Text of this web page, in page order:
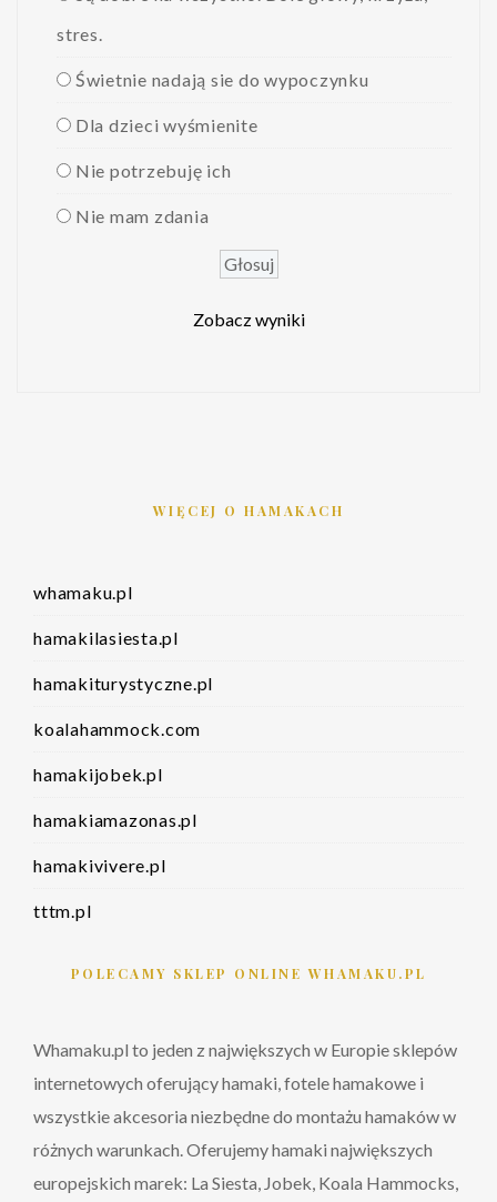
stres.
Świetnie nadają sie do wypoczynku
Dla dzieci wyśmienite
Nie potrzebuję ich
Nie mam zdania
Zobacz wyniki
WIĘCEJ O HAMAKACH
whamaku.pl
hamakilasiesta.pl
hamakiturystyczne.pl
koalahammock.com
hamakijobek.pl
hamakiamazonas.pl
hamakivivere.pl
tttm.pl
POLECAMY SKLEP ONLINE WHAMAKU.PL
Whamaku.pl to jeden z największych w Europie sklepów
internetowych oferujący hamaki, fotele hamakowe i
wszystkie akcesoria niezbędne do montażu hamaków w
różnych warunkach. Oferujemy hamaki największych
europejskich marek: La Siesta, Jobek, Koala Hammocks,